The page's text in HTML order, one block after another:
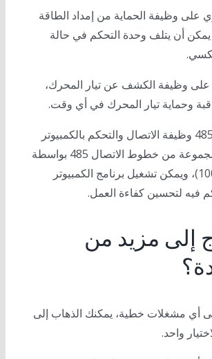
على وظيفة الحماية من إمداد الطاقة
يمكن أن يتلف وحدة التحكم في حالة
على وظيفة الكشف عن تيار المحرك،
وحماية تيار المحرك في أي وقت.
8. يمكن توصيل 485 وظيفة الاتصال والتحكم بالكمبيوتر
الشخصي على مجموعة من خطوط الاتصال 485 بواسطة
أجهزة متعددة (100)، ويمكن تشغيل برنامج الكمبيوتر
فيه لتحسين كفاءة العمل.
إلى مزيد من
أي مشغلات خطية، يمكنك الذهاب إلى
واحد.